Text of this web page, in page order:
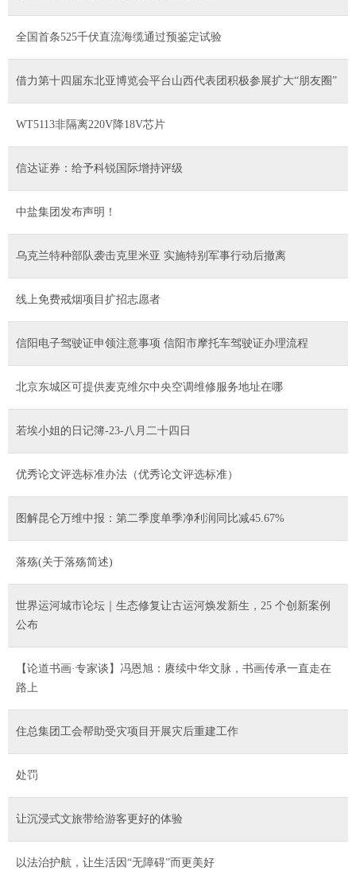
全国首条525千伏直流海缆通过预鉴定试验
借力第十四届东北亚博览会平台山西代表团积极参展扩大“朋友圈”
WT5113非隔离220V降18V芯片
信达证券：给予科锐国际增持评级
中盐集团发布声明！
乌克兰特种部队袭击克里米亚 实施特别军事行动后撤离
线上免费戒烟项目扩招志愿者
信阳电子驾驶证申领注意事项 信阳市摩托车驾驶证办理流程
北京东城区可提供麦克维尔中央空调维修服务地址在哪
若埃小姐的日记簿-23-八月二十四日
优秀论文评选标准办法（优秀论文评选标准）
图解昆仑万维中报：第二季度单季净利润同比减45.67%
落殇(关于落殇简述)
世界运河城市论坛｜生态修复让古运河焕发新生，25 个创新案例
公布
【论道书画·专家谈】冯恩旭：赓续中华文脉，书画传承一直走在
路上
住总集团工会帮助受灾项目开展灾后重建工作
处罚
让沉浸式文旅带给游客更好的体验
以法治护航，让生活因“无障碍”而更美好